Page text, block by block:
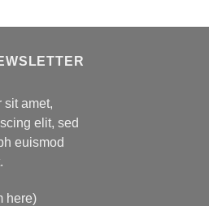
sit amet,
elit, sed
euismod
here)